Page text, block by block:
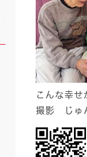
こんな幸
撮影 じゅ